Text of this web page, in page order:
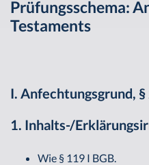
Prüfungsschema:
Testaments
I. Anfechtungsgrund,
1. Inhalts-/
Wie § 119 I BGB.